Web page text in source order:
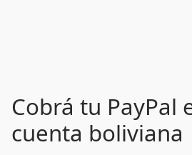
Cobrá tu PayPal
cuenta boliviana